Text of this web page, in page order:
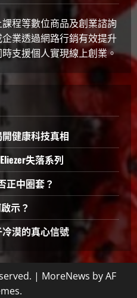
程等數位商品及創業諮詢
業透過網路行銷有效提升
支援個人實現線上創業。
健康科技真相
失落系列
正中圈套？
示？
漠的真心信號
| MoreNews by AF